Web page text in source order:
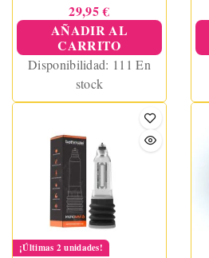
29,95 €
AÑADIR AL
CARRITO
Disponibilidad: 111 En
stock
¡Últimas 2 unidades!